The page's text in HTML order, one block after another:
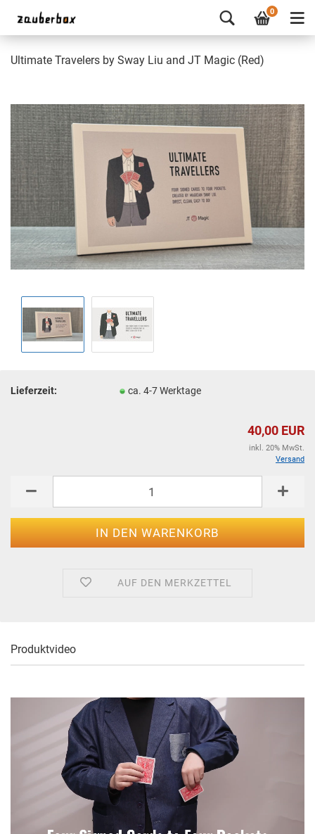
0
Ultimate Travelers by Sway Liu and JT Magic (Red)
Lieferzeit: ca. 4-7 Werktage
40,00 EUR
inkl. 20% MwSt.
Versand
AUF DEN MERKZETTEL
Produktvideo